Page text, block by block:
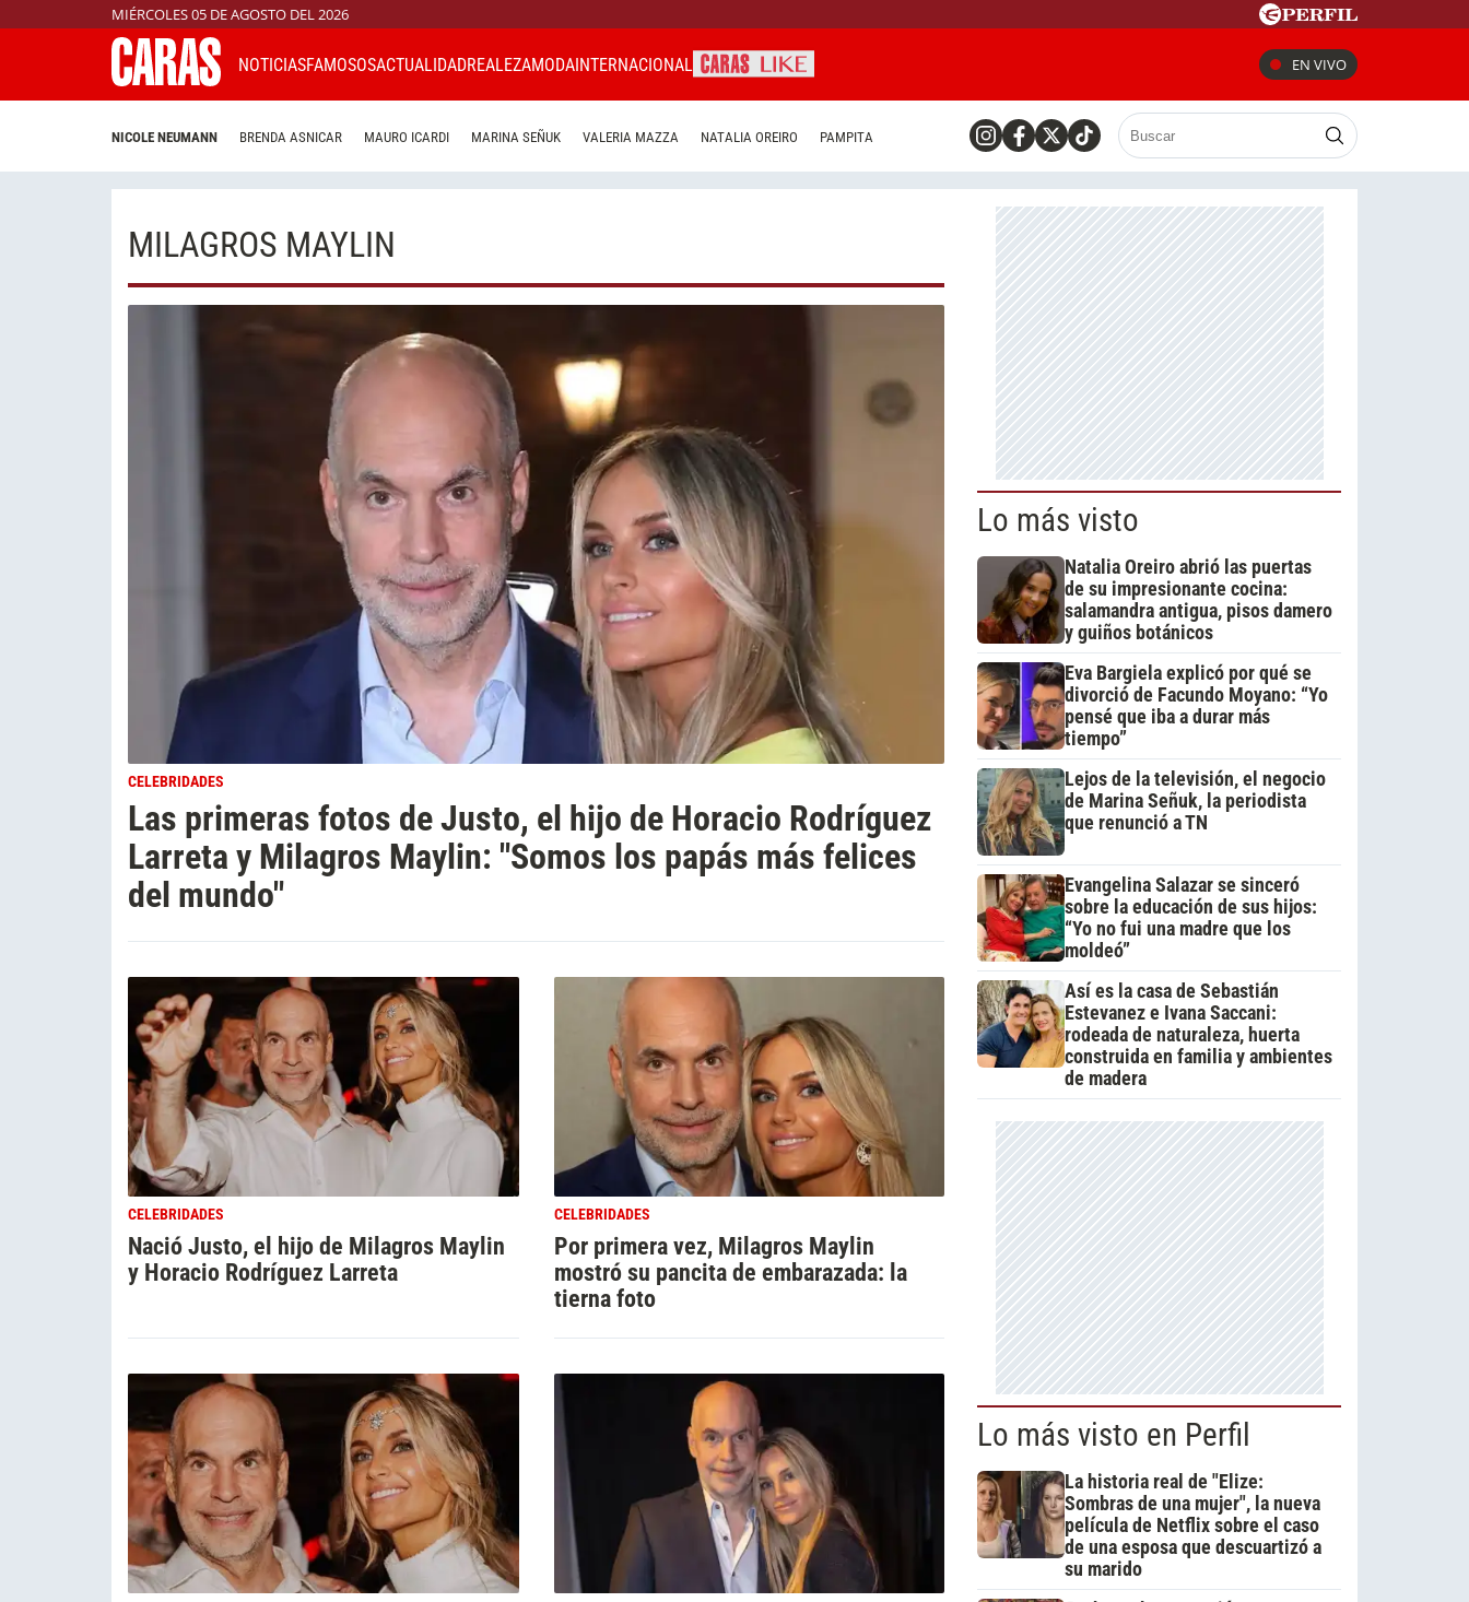
MIÉRCOLES 05 DE AGOSTO DEL 2026
NOTICIASFAMOSOSACTUALIDADREALEZAMODAINTERNACIONAL EN VIVO
NICOLE NEUMANN BRENDA ASNICAR MAURO ICARDI MARINA SEÑUK VALERIA MAZZA NATALIA OREIRO PAMPITA
MILAGROS MAYLIN
CELEBRIDADES
Las primeras fotos de Justo, el hijo de Horacio Rodríguez
Larreta y Milagros Maylin: "Somos los papás más felices
del mundo"
CELEBRIDADES
Nació Justo, el hijo de Milagros Maylin
y Horacio Rodríguez Larreta
CELEBRIDADES
Por primera vez, Milagros Maylin
mostró su pancita de embarazada: la
tierna foto
Lo más visto
Natalia Oreiro abrió las puertas
de su impresionante cocina:
salamandra antigua, pisos damero
y guiños botánicos
Eva Bargiela explicó por qué se
divorció de Facundo Moyano: “Yo
pensé que iba a durar más
tiempo”
Lejos de la televisión, el negocio
de Marina Señuk, la periodista
que renunció a TN
Evangelina Salazar se sinceró
sobre la educación de sus hijos:
“Yo no fui una madre que los
moldeó”
Así es la casa de Sebastián
Estevanez e Ivana Saccani:
rodeada de naturaleza, huerta
construida en familia y ambientes
de madera
Lo más visto en Perfil
La historia real de "Elize:
Sombras de una mujer", la nueva
película de Netflix sobre el caso
de una esposa que descuartizó a
su marido